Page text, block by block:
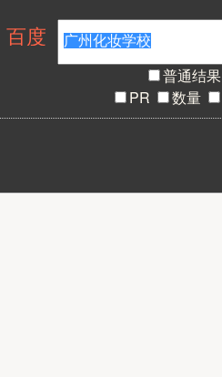
普通结果
PR
数量